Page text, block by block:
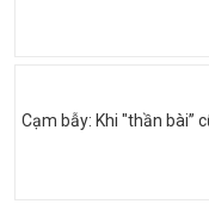
Cạm bẫy: Khi "thần bài”